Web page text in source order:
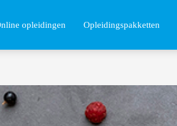
opleidingen Opleidingspakketten